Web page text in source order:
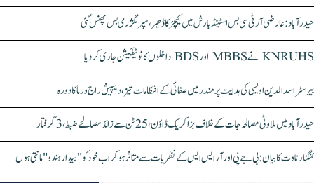
حیدرآباد: عارضی آر ٹی سی بس اسٹینڈ بارش میں کیچڑ کا ڈھیر، سپر لگژری بس پھنس گئی
KNRUHS نے MBBS اور BDS داخلوں کا نوٹیفکیشن جاری کر دیا
بیرسٹر اسدالدین اویسی کی ہدایت پر مندر میں صفائی کے انتظامات تیز، دیپیش راج ورما کا دورہ
حیدرآباد میں ملاوٹی مصالحہ جات کے خلاف بڑا کریک ڈاؤن، 25 ٹن سے زائد مصالحے ضبط، 3 گرفتار
کنگنا رناوت کا بیان: بی جے پی اور آر ایس ایس کے نظریات سے متاثر ہو کر اب خود کو "بیدار ہندو" مانتی ہوں